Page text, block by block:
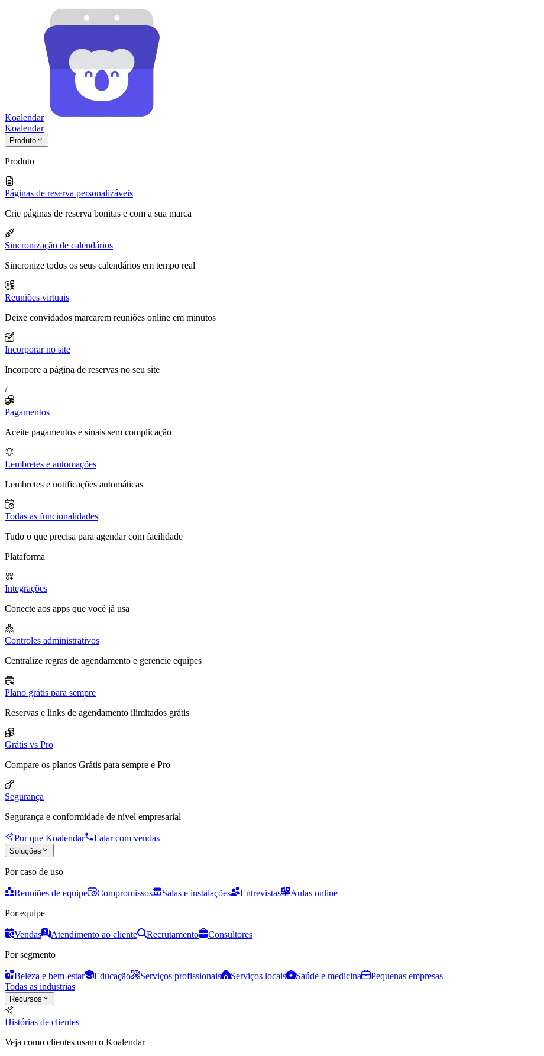
Koalendar
Koalendar
Produto
Produto
Páginas de reserva personalizáveis
Crie páginas de reserva bonitas e com a sua marca
Sincronização de calendários
Sincronize todos os seus calendários em tempo real
Reuniões virtuais
Deixe convidados marcarem reuniões online em minutos
Incorporar no site
Incorpore a página de reservas no seu site
/
Pagamentos
Aceite pagamentos e sinais sem complicação
Lembretes e automações
Lembretes e notificações automáticas
Todas as funcionalidades
Tudo o que precisa para agendar com facilidade
Plataforma
Integrações
Conecte aos apps que você já usa
Controles administrativos
Centralize regras de agendamento e gerencie equipes
Plano grátis para sempre
Reservas e links de agendamento ilimitados grátis
Grátis vs Pro
Compare os planos Grátis para sempre e Pro
Segurança
Segurança e conformidade de nível empresarial
Por que Koalendar Falar com vendas
Soluções
Por caso de uso
Reuniões de equipe Compromissos Salas e instalações Entrevistas
Aulas online
Por equipe
Vendas Atendimento ao cliente Recrutamento
Consultores
Por segmento
Beleza e bem-estar Educação Serviços profissionais Serviços locais Saúde e medicina
Pequenas empresas
Todas as indústrias
Recursos
Histórias de clientes
Veja como clientes usam o Koalendar